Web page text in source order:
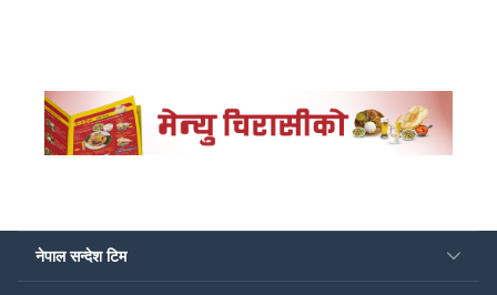
नेपाल सन्देश टिम